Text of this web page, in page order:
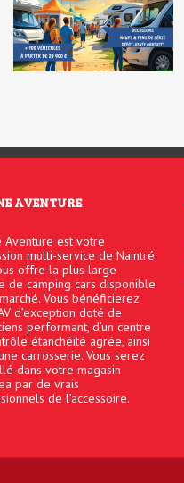
Et si le carburant ne
vous coûtait rien
pendant 1 an ?
AVENTURE
Aventure est votre
multi-service de Naintré.
offre la plus large
de camping cars disponible
Vous bénéficierez
d’exception doté de
performant, d’un centre
étanchéité agrée, ainsi
carrosserie. Vous serez
dans votre magasin
par de vrais
de l’accessoire.